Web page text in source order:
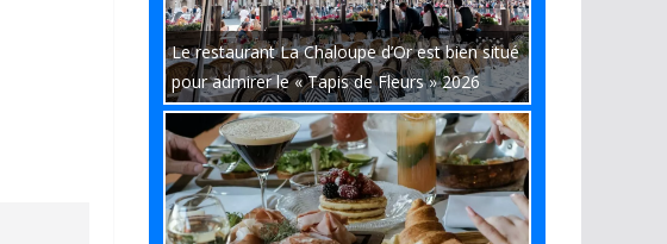
Le restaurant La Chaloupe d’Or est bien situé
pour admirer le « Tapis de Fleurs » 2026